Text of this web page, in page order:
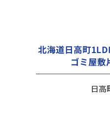
北海道日高町
ゴミ屋敷
日高